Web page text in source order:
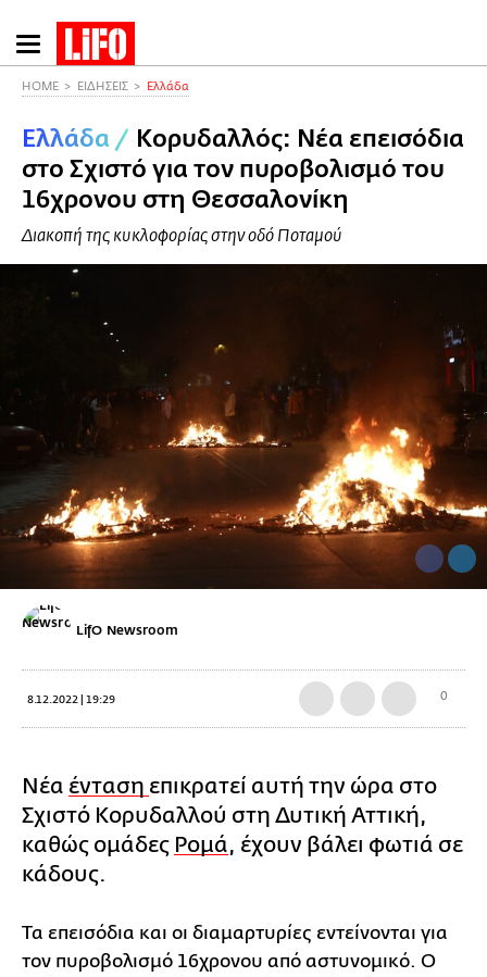
Παράκαμψη
προς
περιεχόμενο
HOME ΕΙΔΗΣΕΙΣ Ελλάδα
Ελλάδα / Κορυδαλλός: Νέα επεισόδια
στο Σχιστό για τον πυροβολισμό του
16χρονου στη Θεσσαλονίκη
Διακοπή της κυκλοφορίας στην οδό Ποταμού
LifO Newsroom
8.12.2022 | 19:29 0
Νέα ένταση επικρατεί αυτή την ώρα στο
Σχιστό Κορυδαλλού στη Δυτική Αττική,
καθώς ομάδες Ρομά, έχουν βάλει φωτιά σε
κάδους.
Τα επεισόδια και οι διαμαρτυρίες εντείνονται για
τον πυροβολισμό 16χρονου από αστυνομικό. Ο